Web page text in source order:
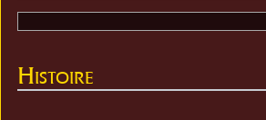
Histoire